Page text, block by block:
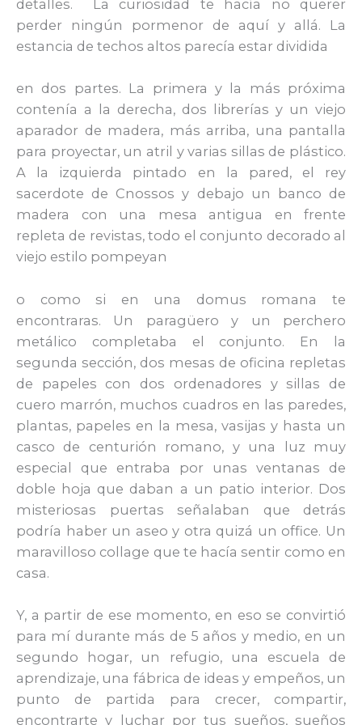
detalles. La curiosidad te hacía no querer
perder ningún pormenor de aquí y allá. La
estancia de techos altos parecía estar dividida
en dos partes. La primera y la más próxima
contenía a la derecha, dos librerías y un viejo
aparador de madera, más arriba, una pantalla
para proyectar, un atril y varias sillas de plástico.
A la izquierda pintado en la pared, el rey
sacerdote de Cnossos y debajo un banco de
madera con una mesa antigua en frente
repleta de revistas, todo el conjunto decorado al
viejo estilo pompeyan
o como si en una domus romana te
encontraras. Un paragüero y un perchero
metálico completaba el conjunto. En la
segunda sección, dos mesas de oficina repletas
de papeles con dos ordenadores y sillas de
cuero marrón, muchos cuadros en las paredes,
plantas, papeles en la mesa, vasijas y hasta un
casco de centurión romano, y una luz muy
especial que entraba por unas ventanas de
doble hoja que daban a un patio interior. Dos
misteriosas puertas señalaban que detrás
podría haber un aseo y otra quizá un office. Un
maravilloso collage que te hacía sentir como en
casa.
Y, a partir de ese momento, en eso se convirtió
para mí durante más de 5 años y medio, en un
segundo hogar, un refugio, una escuela de
aprendizaje, una fábrica de ideas y empeños, un
punto de partida para crecer, compartir,
encontrarte y luchar por tus sueños, sueños